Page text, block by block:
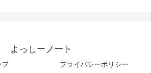
よっしーノート
プ
プライバシーポリシー